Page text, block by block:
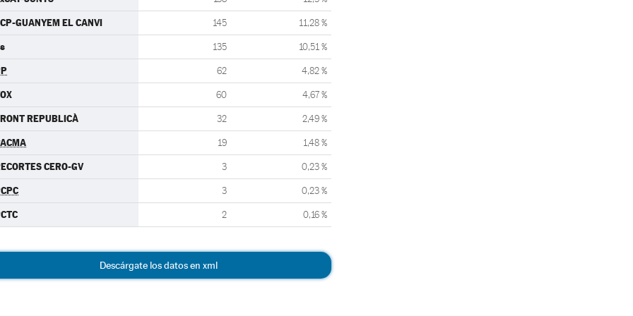
GUANYEM EL CANVI 145 11,28 %
135 10,51 %
62 4,82 %
60 4,67 %
REPUBLICÀ 32 2,49 %
19 1,48 %
CERO-GV 3 0,23 %
3 0,23 %
2 0,16 %
Descárgate los datos en xml